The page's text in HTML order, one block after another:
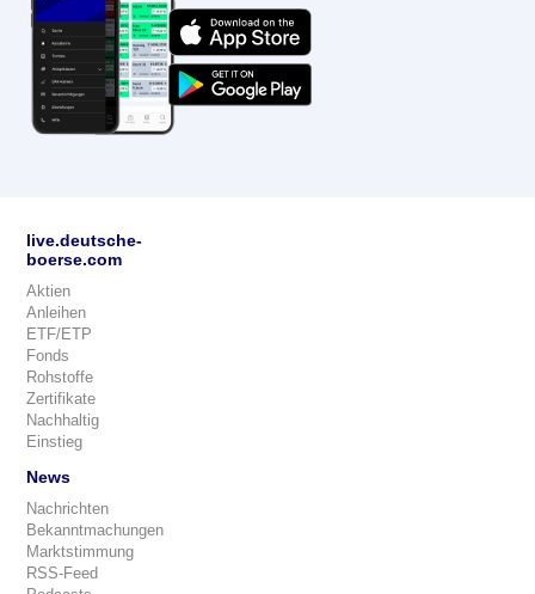
live.deutsche-
boerse.com
Aktien
Anleihen
ETF/ETP
Fonds
Rohstoffe
Zertifikate
Nachhaltig
Einstieg
News
Nachrichten
Bekanntmachungen
Marktstimmung
RSS-Feed